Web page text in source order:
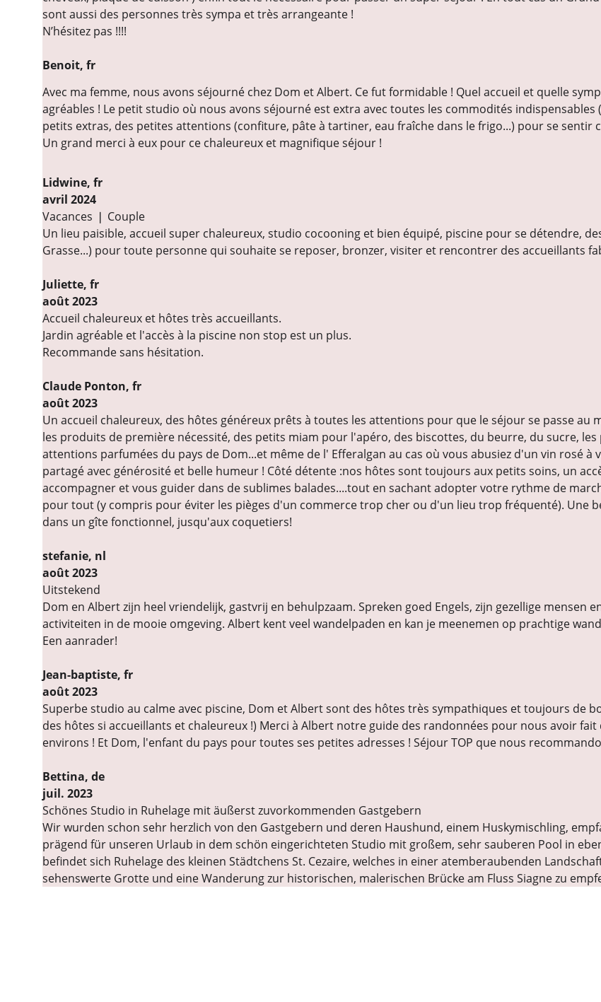
sont aussi des personnes très sympa et très arrangeante !
N’hésitez pas !!!!
Avec ma femme, nous avons séjourné chez Dom et Albert. Ce fut formidable ! Quel accueil et quelle
agréables ! Le petit studio où nous avons séjourné est extra avec toutes les commodités
petits extras, des petites attentions (confiture, pâte à tartiner, eau fraîche dans le frigo...) pour se sentir
Un grand merci à eux pour ce chaleureux et magnifique séjour !
Lidwine, fr
avril 2024
Vacances ❘ Couple
Un lieu paisible, accueil super chaleureux, studio cocooning et bien équipé, piscine pour se détendre,
Grasse...) pour toute personne qui souhaite se reposer, bronzer, visiter et rencontrer des accueillants
Juliette, fr
août 2023
Accueil chaleureux et hôtes très accueillants.
Jardin agréable et l'accès à la piscine non stop est un plus.
Recommande sans hésitation.
Claude Ponton, fr
août 2023
Un accueil chaleureux, des hôtes généreux prêts à toutes les attentions pour que le séjour se passe au
les produits de première nécessité, des petits miam pour l'apéro, des biscottes, du beurre, du sucre,
attentions parfumées du pays de Dom...et même de l' Efferalgan au cas où vous abusiez d'un vin rosé
partagé avec générosité et belle humeur ! Côté détente :nos hôtes sont toujours aux petits soins, un
accompagner et vous guider dans de sublimes balades....tout en sachant adopter votre rythme de
pour tout (y compris pour éviter les pièges d'un commerce trop cher ou d'un lieu trop fréquenté). Une
dans un gîte fonctionnel, jusqu'aux coquetiers!
stefanie, nl
août 2023
Uitstekend
Dom en Albert zijn heel vriendelijk, gastvrij en behulpzaam. Spreken goed Engels, zijn gezellige mensen
activiteiten in de mooie omgeving. Albert kent veel wandelpaden en kan je meenemen op prachtige
Een aanrader!
Jean-baptiste, fr
août 2023
Superbe studio au calme avec piscine, Dom et Albert sont des hôtes très sympathiques et toujours de
des hôtes si accueillants et chaleureux !) Merci à Albert notre guide des randonnées pour nous avoir fait
environs ! Et Dom, l'enfant du pays pour toutes ses petites adresses ! Séjour TOP que nous
Bettina, de
juil. 2023
Schönes Studio in Ruhelage mit äußerst zuvorkommenden Gastgebern
Wir wurden schon sehr herzlich von den Gastgebern und deren Haushund, einem Huskymischling,
prägend für unseren Urlaub in dem schön eingerichteten Studio mit großem, sehr sauberen Pool in
befindet sich Ruhelage des kleinen Städtchens St. Cezaire, welches in einer atemberaubenden
sehenswerte Grotte und eine Wanderung zur historischen, malerischen Brücke am Fluss Siagne zu